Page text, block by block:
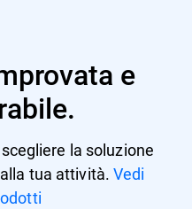
e
la soluzione
tua attività.Vedi